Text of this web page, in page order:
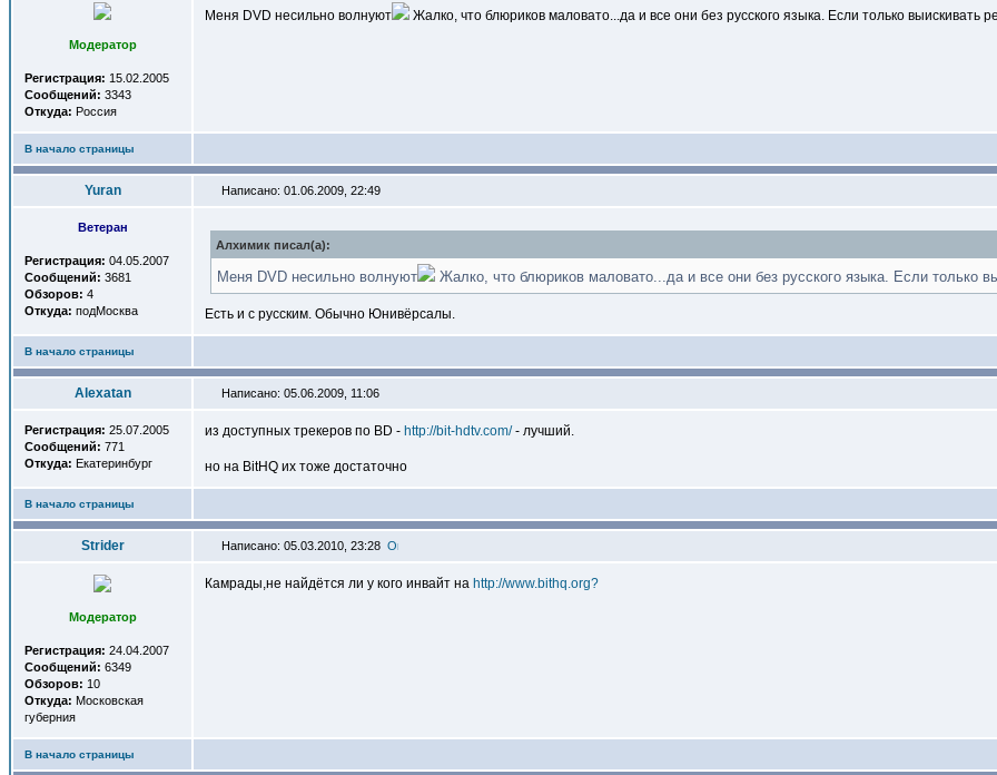
Модератор
Регистрация: 15.02.2005
Сообщений: 3343
Откуда: Россия
Меня DVD несильно волнуют Жалко, что блюриков маловато...да и все они без русского языка. Если только выискивать
В начало страницы
Yuran Написано: 01.06.2009, 22:49
Ветеран
Регистрация: 04.05.2007
Сообщений: 3681
Обзоров: 4
Откуда: подМосква
Алхимик писал(a):
Меня DVD несильно волнуют Жалко, что блюриков маловато...да и все они без русского языка. Если только
Есть и с русским. Обычно Юнивёрсалы.
В начало страницы
Alexatan Написано: 05.06.2009, 11:06
Регистрация: 25.07.2005
Сообщений: 771
Откуда: Екатеринбург
из доступных трекеров по BD - http://bit-hdtv.com/- лучший.
но на BitHQ их тоже достаточно
В начало страницы
Strider Написано: 05.03.2010, 23:28
Модератор
Регистрация: 24.04.2007
Сообщений: 6349
Обзоров: 10
Откуда: Московская
губерния
Камрады,не найдётся ли у кого инвайт на http://www.bithq.org?
В начало страницы